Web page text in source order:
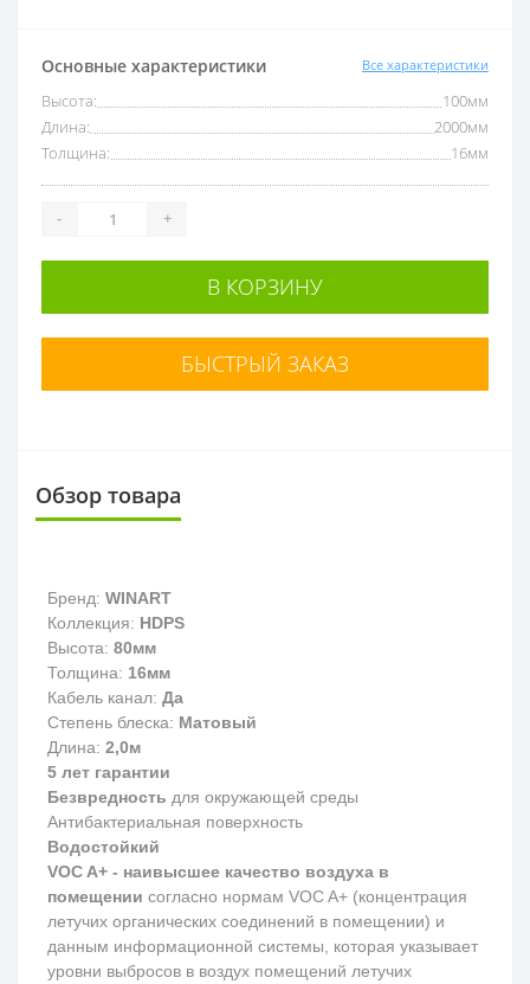
Основные характеристики Все характеристики
Высота:
100мм
Длина:
2000мм
Толщина:
16мм
- +
В КОРЗИНУ
БЫСТРЫЙ ЗАКАЗ
Обзор товара
Бренд: WINART
Коллекция: HDPS
Высота: 80мм
Толщина: 16мм
Кабель канал: Да
Степень блеска: Матовый
Длина: 2,0м
5 лет гарантии
Безвредность для окружающей среды
Антибактериальная поверхность
Водостойкий
VOC A+ - наивысшее качество воздуха в
помещении согласно нормам VOC A+ (концентрация
летучих органических соединений в помещении) и
данным информационной системы, которая указывает
уровни выбросов в воздух помещений летучих